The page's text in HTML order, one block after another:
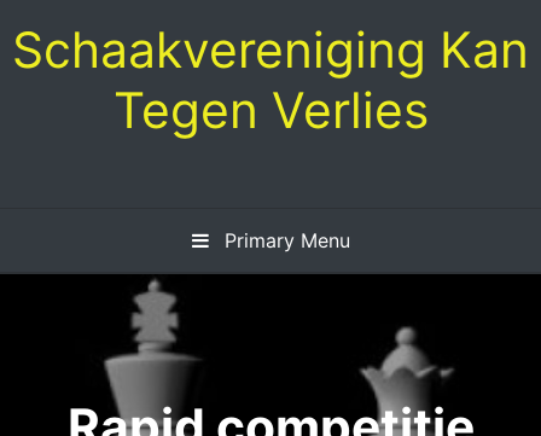
to
content
Schaakvereniging Kan
Tegen Verlies
Primary Menu